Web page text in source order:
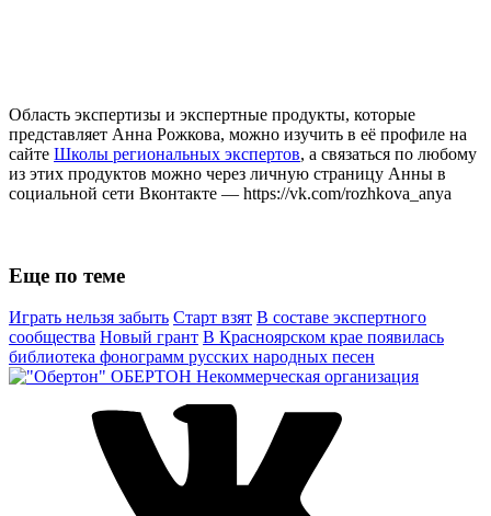
Область экспертизы и экспертные продукты, которые
представляет Анна Рожкова, можно изучить в её профиле на
сайте Школы региональных экспертов, а связаться по любому
из этих продуктов можно через личную страницу Анны в
социальной сети Вконтакте — https://vk.com/rozhkova_anya
Еще по теме
Играть нельзя забыть Старт взят В составе экспертного
сообщества Новый грант В Красноярском крае появилась
библиотека фонограмм русских народных песен
ОБЕРТОН Некоммерческая организация